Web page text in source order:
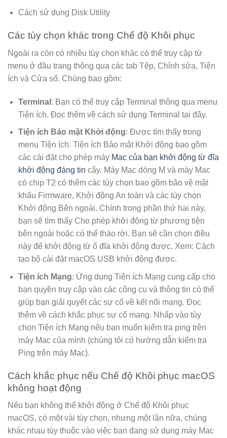
Cách sử dụng Disk Utility
Các tùy chọn khác trong Chế độ Khôi phục
Ngoài ra còn có nhiều tùy chọn khác có thể truy cập từ
menu ở đầu trang thông qua các tab Tệp, Chỉnh sửa, Tiện
ích và Cửa sổ. Chúng bao gồm:
Terminal : Bạn có thể truy cập Terminal thông qua menu
Tiện ích. Đọc thêm về cách sử dụng Terminal tại đây.
Tiện ích Bảo mật Khởi động: Được tìm thấy trong
menu Tiện ích. Tiện ích Bảo mật Khởi động bao gồm
các cài đặt cho phép máy Mac của bạn khởi động từ đĩa
khởi động đáng tin cậy. Máy Mac dòng M và máy Mac
có chip T2 có thêm các tùy chọn bao gồm bảo vệ mật
khẩu Firmware, Khởi động An toàn và các tùy chọn
Khởi động Bên ngoài. Chính trong phần thứ hai này,
bạn sẽ tìm thấy Cho phép khởi động từ phương tiện
bên ngoài hoặc có thể tháo rời. Bạn sẽ cần chọn điều
này để khởi động từ ổ đĩa khởi động được. Xem: Cách
tạo bộ cài đặt macOS USB khởi động được.
Tiện ích Mạng: Ứng dụng Tiện ích Mạng cung cấp cho
bạn quyền truy cập vào các công cụ và thông tin có thể
giúp bạn giải quyết các sự cố về kết nối mạng. Đọc
thêm về cách khắc phục sự cố mạng. Nhấp vào tùy
chọn Tiện ích Mạng nếu bạn muốn kiểm tra ping trên
máy Mac của mình (chúng tôi có hướng dẫn kiểm tra
Ping trên máy Mac).
Cách khắc phục nếu Chế độ Khôi phục macOS
không hoạt động
Nếu bạn không thể khởi động ở Chế độ Khôi phục
macOS, có một vài tùy chọn, nhưng một lần nữa, chúng
khác nhau tùy thuộc vào việc bạn đang sử dụng máy Mac